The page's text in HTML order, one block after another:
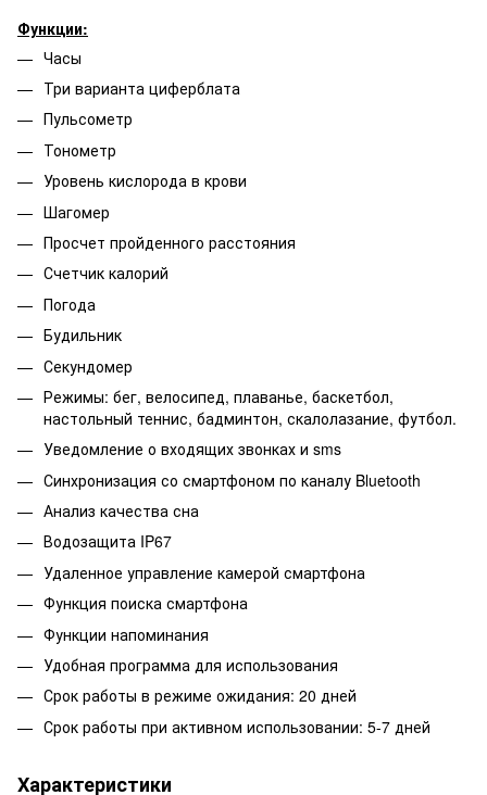
Функции:
Часы
Три варианта циферблата
Пульсометр
Тонометр
Уровень кислорода в крови
Шагомер
Просчет пройденного расстояния
Счетчик калорий
Погода
Будильник
Секундомер
Режимы: бег, велосипед, плаванье, баскетбол,
настольный теннис, бадминтон, скалолазание, футбол.
Уведомление о входящих звонках и sms
Синхронизация со смартфоном по каналу Bluetooth
Анализ качества сна
Водозащита IP67
Удаленное управление камерой смартфона
Функция поиска смартфона
Функции напоминания
Удобная программа для использования
Срок работы в режиме ожидания: 20 дней
Срок работы при активном использовании: 5-7 дней
Характеристики